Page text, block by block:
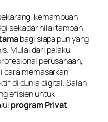
kemampuan
sekadar nilai tambah
bagi siapa pun yang
Mulai dari pelaku
perusahaan,
cara memasarkan
di dunia digital. Salah
efisien untuk
program Privat